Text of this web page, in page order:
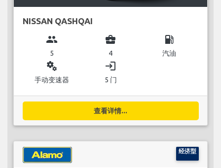
NISSAN QASHQAI
group
5
business_center
4
local_gas_station
汽油
miscellaneous_services
手动变速器
login
5 门
查看详情...
经济型